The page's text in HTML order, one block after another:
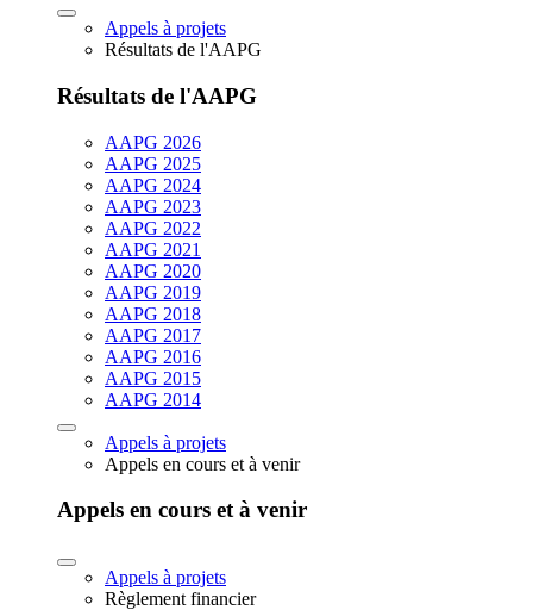
Appels à projets
Résultats de l'AAPG
Résultats de l'AAPG
AAPG 2026
AAPG 2025
AAPG 2024
AAPG 2023
AAPG 2022
AAPG 2021
AAPG 2020
AAPG 2019
AAPG 2018
AAPG 2017
AAPG 2016
AAPG 2015
AAPG 2014
Appels à projets
Appels en cours et à venir
Appels en cours et à venir
Appels à projets
Règlement financier